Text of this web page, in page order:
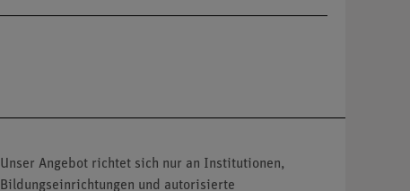
Unser Angebot richtet sich nur an Institutionen,
Bildungseinrichtungen und autorisierte